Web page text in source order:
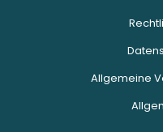
Allgemeine